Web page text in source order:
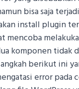
bisa saja
install plugin
mencoba
komponen tidak
berikut ini
error pada